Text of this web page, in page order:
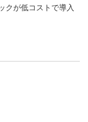
クが低コストで導入